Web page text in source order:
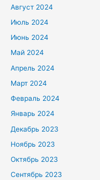
Август 2024
Июль 2024
Июнь 2024
Май 2024
Апрель 2024
Март 2024
Февраль 2024
Январь 2024
Декабрь 2023
Ноябрь 2023
Октябрь 2023
Сентябрь 2023